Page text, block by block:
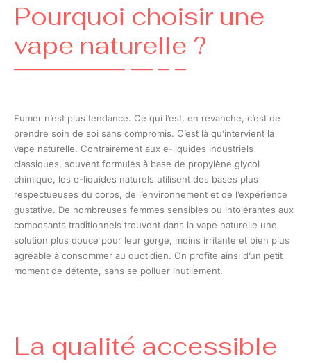
Pourquoi choisir une
vape naturelle ?
Fumer n’est plus tendance. Ce qui l’est, en revanche, c’est de
prendre soin de soi sans compromis. C’est là qu’intervient la
vape naturelle. Contrairement aux e-liquides industriels
classiques, souvent formulés à base de propylène glycol
chimique, les e-liquides naturels utilisent des bases plus
respectueuses du corps, de l’environnement et de l’expérience
gustative. De nombreuses femmes sensibles ou intolérantes aux
composants traditionnels trouvent dans la vape naturelle une
solution plus douce pour leur gorge, moins irritante et bien plus
agréable à consommer au quotidien. On profite ainsi d’un petit
moment de détente, sans se polluer inutilement.
La qualité accessible